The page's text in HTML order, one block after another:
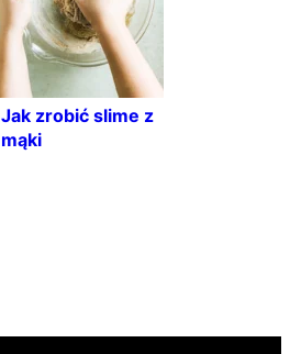
Jak zrobić slime z
mąki